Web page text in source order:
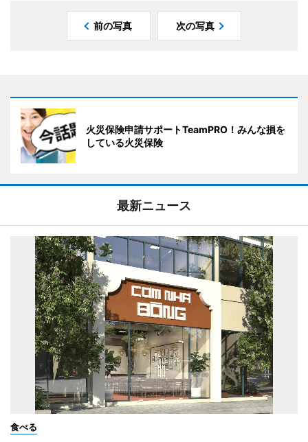
前の写真 次の写真
火災保険申請サポートTeamPRO！みんな損を
している火災保険
最新ニュース
食べる